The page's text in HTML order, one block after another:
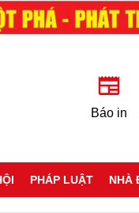
Báo in
PHÁP LUẬT NHÀ